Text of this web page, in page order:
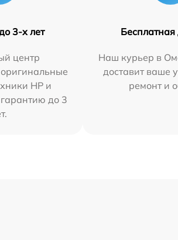
3-х лет
центр
HP и
до 3
Бесплатная
Наш курьер в
доставит ваше
ремонт и